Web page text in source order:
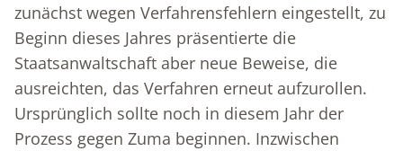
zunächst wegen Verfahrensfehlern eingestellt, zu
Beginn dieses Jahres präsentierte die
Staatsanwaltschaft aber neue Beweise, die
ausreichten, das Verfahren erneut aufzurollen.
Ursprünglich sollte noch in diesem Jahr der
Prozess gegen Zuma beginnen. Inzwischen